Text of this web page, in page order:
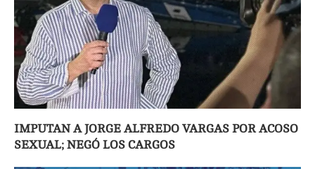
IMPUTAN A JORGE ALFREDO VARGAS POR ACOSO
SEXUAL; NEGÓ LOS CARGOS